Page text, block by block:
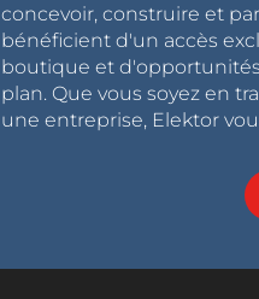
concevoir, construire et
bénéficient d'un accès
boutique et
plan. Que vous soyez en
une entreprise, Elektor